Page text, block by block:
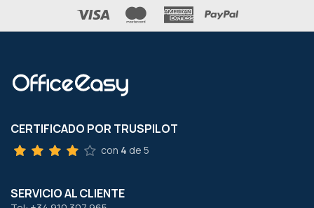
CERTIFICADO POR TRUSPILOT
con 4 de 5
SERVICIO AL CLIENTE